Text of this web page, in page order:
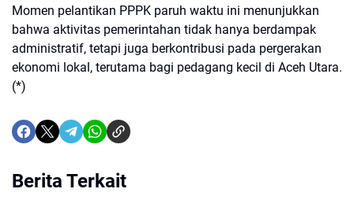
Momen pelantikan PPPK paruh waktu ini menunjukkan
bahwa aktivitas pemerintahan tidak hanya berdampak
administratif, tetapi juga berkontribusi pada pergerakan
ekonomi lokal, terutama bagi pedagang kecil di Aceh Utara.
(*)
Berita Terkait